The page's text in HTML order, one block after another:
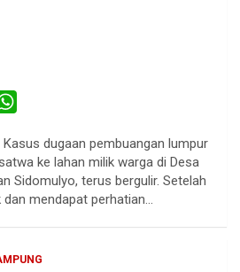
a
t
s
p
Kasus dugaan pembuangan lumpur
ke lahan milik warga di Desa
Sidomulyo, terus bergulir. Setelah
mendapat perhatian…